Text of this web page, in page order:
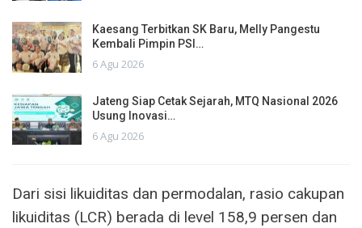
Kaesang Terbitkan SK Baru, Melly Pangestu
Kembali Pimpin PSI…
6 Agu 2026
Jateng Siap Cetak Sejarah, MTQ Nasional 2026
Usung Inovasi…
6 Agu 2026
Dari sisi likuiditas dan permodalan, rasio cakupan
likuiditas (LCR) berada di level 158,9 persen dan